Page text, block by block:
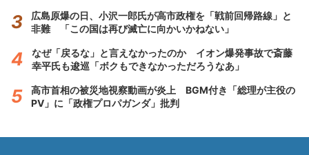
広島原爆の日、小沢一郎氏が高市政権を「戦前回帰路線」と
非難 「この国は再び滅亡に向かいかねない」
なぜ「戻るな」と言えなかったのか イオン爆発事故で斎藤
幸平氏も逡巡「ボクもできなかっただろうなあ」
高市首相の被災地視察動画が炎上 BGM付き「総理が主役の
PV」に「政権プロパガンダ」批判